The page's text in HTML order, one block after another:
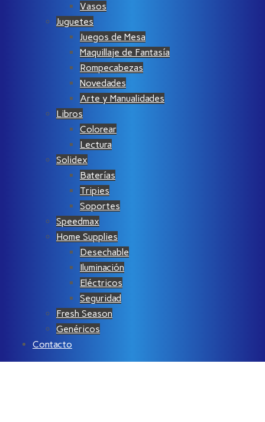
Vasos
Juguetes
Juegos de Mesa
Maquillaje de Fantasía
Rompecabezas
Novedades
Arte y Manualidades
Libros
Colorear
Lectura
Solidex
Baterías
Tripies
Soportes
Speedmax
Home Supplies
Desechable
Iluminación
Eléctricos
Seguridad
Fresh Season
Genéricos
Contacto